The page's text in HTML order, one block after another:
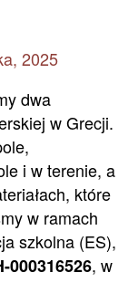
2025
dwa
w Grecji.
i w terenie, a
które
w ramach
szkolna (ES),
000316526, w